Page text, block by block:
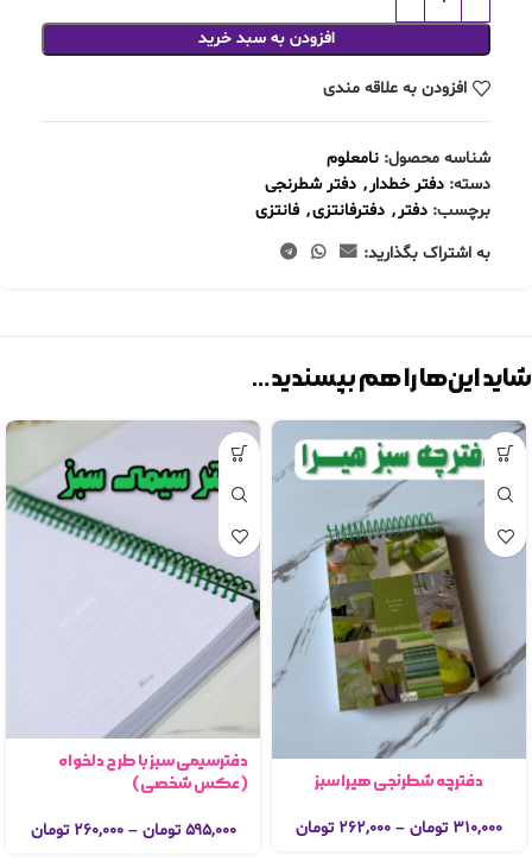
افزودن به سبد خرید
افزودن به علاقه مندی
شناسه محصول: نامعلوم
دسته: دفتر خطدار, دفتر شطرنجی
برچسب: دفتر, دفترفانتزی, فانتزی
به اشتراک بگذارید:
شاید این‌ها را هم بپسندید…
دفترچه شطرنجی هیرا سبز
۳۱۰,۰۰۰ تومان – ۲۶۲,۰۰۰ تومان
دفترسیمی سبز با طرح دلخواه
(عکس شخصی)
۵۹۵,۰۰۰ تومان – ۲۶۰,۰۰۰ تومان